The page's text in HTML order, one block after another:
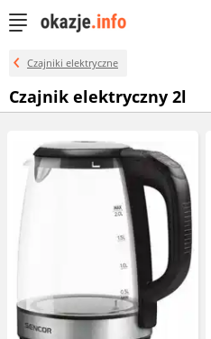
Czajniki elektryczne
Czajnik elektryczny 2l